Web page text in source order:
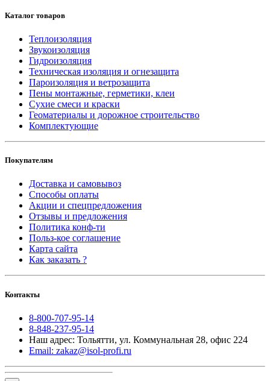
Каталог товаров
Теплоизоляция
Звукоизоляция
Гидроизоляция
Техническая изоляция и огнезащита
Пароизоляция и ветрозащита
Пены монтажные, герметики, клеи
Сухие смеси и краски
Геоматериалы и дорожное строительство
Комплектующие
Покупателям
Доставка и самовывоз
Способы оплаты
Акции и спецпредложения
Отзывы и предложения
Политика конф-ти
Польз-кое соглашение
Карта сайта
Как заказать ?
Контакты
8-800-707-95-14
8-848-237-95-14
Наш адрес: Тольятти, ул. Коммунальная 28, офис 224
Email: zakaz@isol-profi.ru